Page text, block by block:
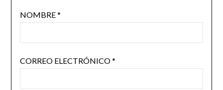
NOMBRE*
CORREO ELECTRÓNICO*